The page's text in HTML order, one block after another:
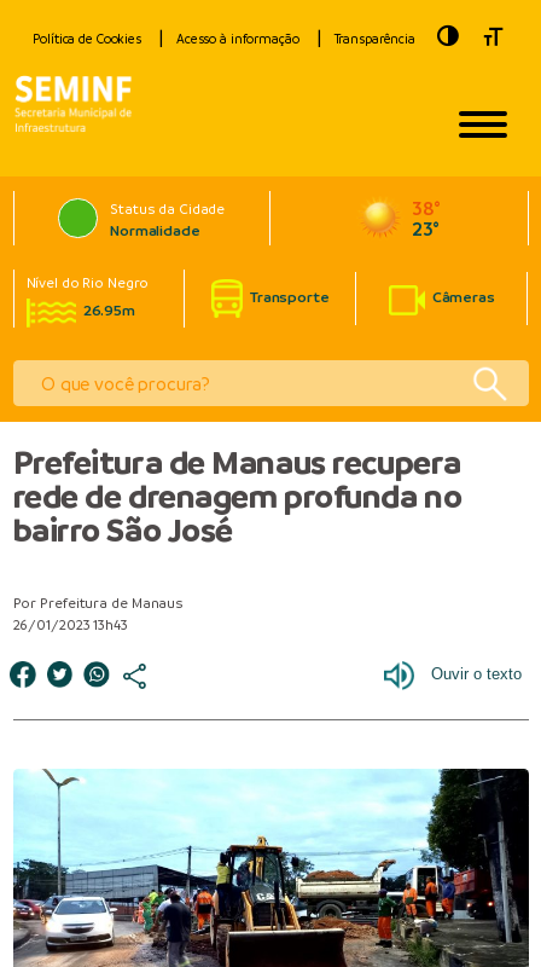
Política de Cookies Acesso à informação Transparência Toggle
Status da Cidade
Normalidade
38°
23°
Nível do Rio Negro
26.95m
Transporte Câmeras
Prefeitura de Manaus recupera
rede de drenagem profunda no
bairro São José
Por Prefeitura de Manaus
26/01/2023 13h43